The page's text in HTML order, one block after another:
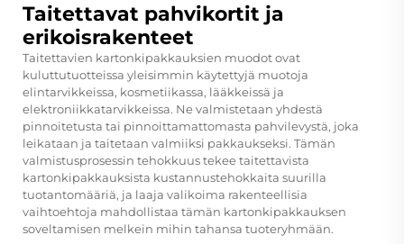
Taitettavat pahvikortit ja
erikoisrakenteet
Taitettavien kartonkipakkauksien muodot ovat
kuluttutuotteissa yleisimmin käytettyjä muotoja
elintarvikkeissa, kosmetiikassa, lääkkeissä ja
elektroniikkatarvikkeissa. Ne valmistetaan yhdestä
pinnoitetusta tai pinnoittamattomasta pahvilevystä, joka
leikataan ja taitetaan valmiiksi pakkaukseksi. Tämän
valmistusprosessin tehokkuus tekee taitettavista
kartonkipakkauksista kustannustehokkaita suurilla
tuotantomääriä, ja laaja valikoima rakenteellisia
vaihtoehtoja mahdollistaa tämän kartonkipakkauksen
soveltamisen melkein mihin tahansa tuoteryhmään.